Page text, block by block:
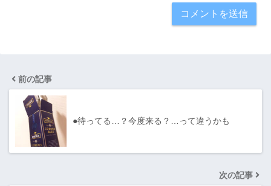
前の記事
●待ってる…？今度来る？…って違うかも
次の記事